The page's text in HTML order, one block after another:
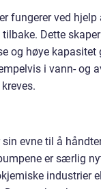
fungerer ved
Dette
og høye
i vann- og
evne til å
er særlig